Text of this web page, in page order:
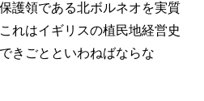
護領である北ボルネオを実質
れはイギリスの植民地経営史
きごとといわねばならな